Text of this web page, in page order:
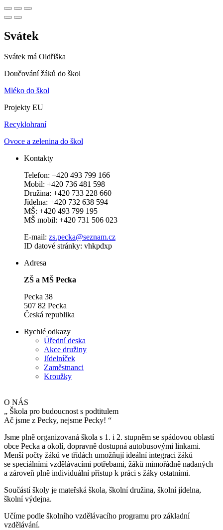
Svátek
Svátek má Oldřiška
Doučování žáků do škol
Mléko do škol
Projekty EU
Recyklohraní
Ovoce a zelenina do škol
Kontakty
Telefon: +420 493 799 166
Mobil: +420 736 481 598
Družina: +420 733 228 660
Jídelna: +420 732 638 594
MŠ: +420 493 799 195
MŠ mobil: +420 731 506 023
E-mail: zs.pecka@seznam.cz
ID datové stránky: vhkpdxp
Adresa
ZŠ a MŠ Pecka
Pecka 38
507 82 Pecka
Česká republika
Rychlé odkazy
Úřední deska
Akce družiny
Jídelníček
Zaměstnanci
Kroužky
O NÁS
„ Škola pro budoucnost s podtitulem
Ač jsme z Pecky, nejsme Pecky! “
Jsme plně organizovaná škola s 1. i 2. stupněm se spádovou oblastí
obce Pecka a okolí, dopravně dostupná autobusovými linkami.
Menší počty žáků ve třídách umožňují ideální integraci žáků
se speciálními vzdělávacími potřebami, žáků mimořádně nadaných
a zároveň plně individuální přístup k práci s žáky ostatními.
Součástí školy je mateřská škola, školní družina, školní jídelna,
školní výdejna.
Učíme podle školního vzdělávacího programu pro základní
vzdělávání.